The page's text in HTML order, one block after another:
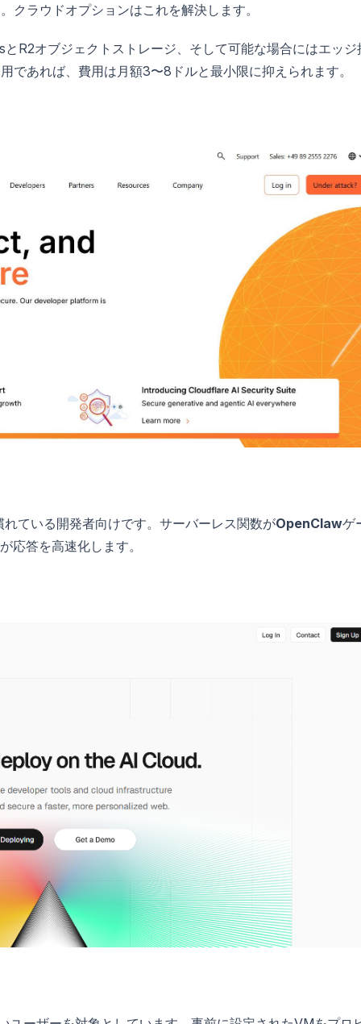
ラウドオプションはこれを解決します。
R2オブジェクトストレージ、そして可能な場合にはエッジ
であれば、費用は月額3〜8ドルと最小限に抑えられます。
ている開発者向けです。サーバーレス関数がOpenClawゲ
応答を高速化します。